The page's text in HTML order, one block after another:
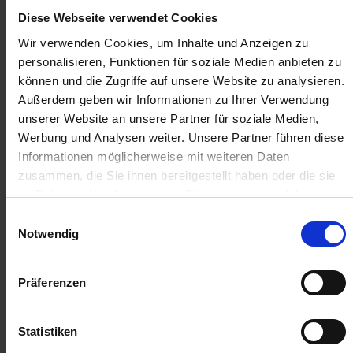
Diese Webseite verwendet Cookies
Wir verwenden Cookies, um Inhalte und Anzeigen zu
personalisieren, Funktionen für soziale Medien anbieten zu
können und die Zugriffe auf unsere Website zu analysieren.
Außerdem geben wir Informationen zu Ihrer Verwendung
unserer Website an unsere Partner für soziale Medien,
Werbung und Analysen weiter. Unsere Partner führen diese
Informationen möglicherweise mit weiteren Daten
zusammen, die Sie ihnen bereitgestellt haben oder die sie
im Rahmen Ihrer Nutzung der Dienste gesammelt haben.
Notwendig
Präferenzen
Statistiken
382,76 € / St
382,76 €
pro 1 Stück
455,48 €
inkl. 19% MwSt.,zzgl. Versandkosten
Auf Lager
Lieferung voraussichtlichab Montag, 17. August 2026
Menge
QTY_CONTROL_DECREASE
ZUR VERGLEICHSLISTE HINZUFÜGEN